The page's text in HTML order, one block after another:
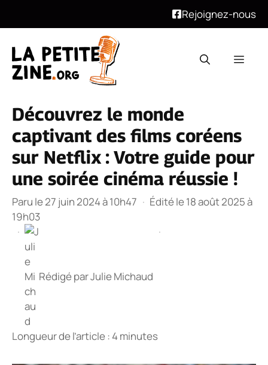
Rejoignez-nous
contenu
Découvrez le monde
captivant des films coréens
sur Netflix : Votre guide pour
une soirée cinéma réussie !
Paru le 27 juin 2024 à 10h47 · Édité le 18 août 2025 à
19h03
·
Rédigé parJulie Michaud
·
Longueur de l’article : 4 minutes